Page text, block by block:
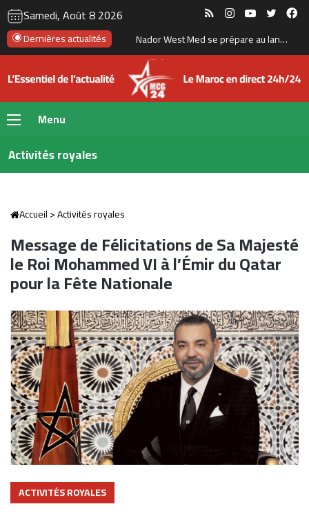
Samedi, Août 8 2026 RSS InstagramYouTube
Dernières actualités
Menu
Activités royales
Accueil>Activités royales
Message de Félicitations de Sa Majesté
le Roi Mohammed VI à l’Émir du Qatar
pour la Fête Nationale
ACTIVITÉS ROYALES